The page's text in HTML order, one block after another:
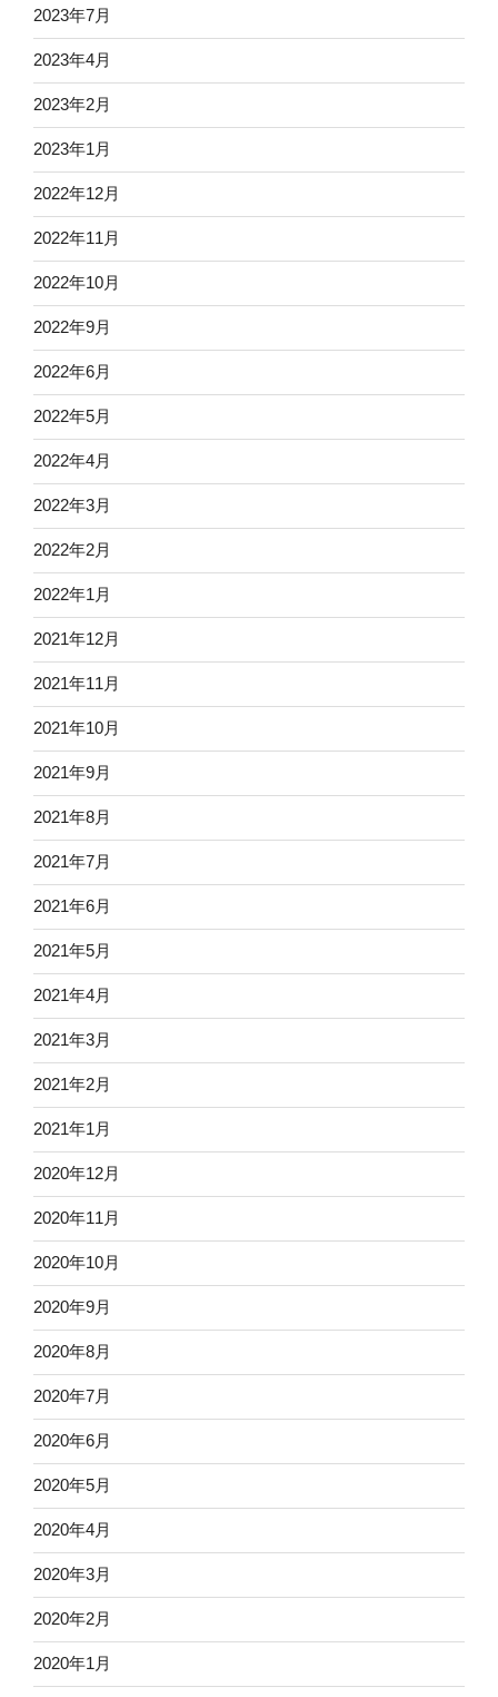
2023年7月
2023年4月
2023年2月
2023年1月
2022年12月
2022年11月
2022年10月
2022年9月
2022年6月
2022年5月
2022年4月
2022年3月
2022年2月
2022年1月
2021年12月
2021年11月
2021年10月
2021年9月
2021年8月
2021年7月
2021年6月
2021年5月
2021年4月
2021年3月
2021年2月
2021年1月
2020年12月
2020年11月
2020年10月
2020年9月
2020年8月
2020年7月
2020年6月
2020年5月
2020年4月
2020年3月
2020年2月
2020年1月